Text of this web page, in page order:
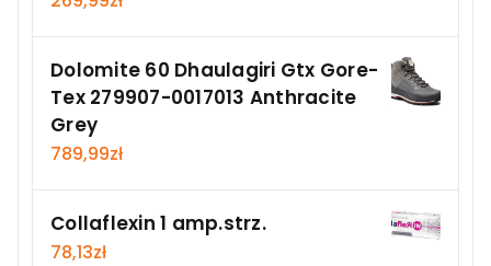
Dolomite 60 Dhaulagiri Gtx Gore-
Tex 279907-0017013 Anthracite
Grey
789,99zł
Collaflexin 1 amp.strz.
78,13zł